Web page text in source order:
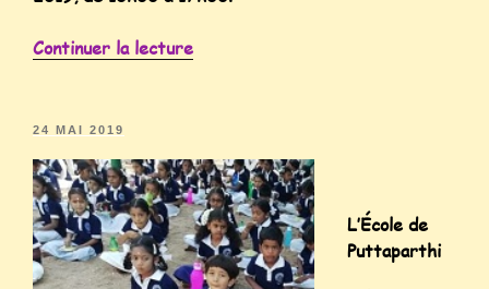
Continuer la lecture
24 MAI 2019
L’École de
Puttaparthi